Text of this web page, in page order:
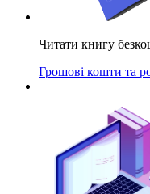
Читати книгу
Грошові кошти та